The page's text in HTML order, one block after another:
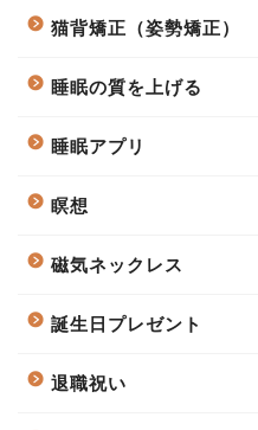
猫背矯正（姿勢矯正）
睡眠の質を上げる
睡眠アプリ
瞑想
磁気ネックレス
誕生日プレゼント
退職祝い